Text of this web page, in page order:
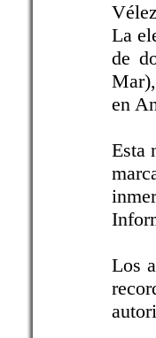
La
de
en
Esta
Los